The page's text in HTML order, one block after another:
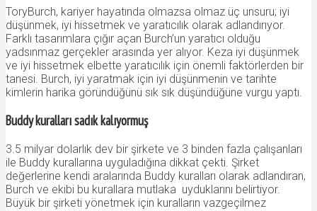
ToryBurch, kariyer hayatında olmazsa olmaz üç unsuru; iyi
düşünmek, iyi hissetmek ve yaratıcılık olarak adlandırıyor.
Farklı tasarımlara çığır açan Burch’un yaratıcı olduğu
yadsınmaz gerçekler arasında yer alıyor. Keza iyi düşünmek
ve iyi hissetmek elbette yaratıcılık için önemli faktörlerden bir
tanesi. Burch, iyi yaratmak için iyi düşünmenin ve tarihte
kimlerin harika göründüğünü sık sık düşündüğüne vurgu yaptı.
Buddy kuralları sadık kalıyormuş
3.5 milyar dolarlık dev bir şirkete ve 3 binden fazla çalışanları
ile Buddy kurallarına uyguladığına dikkat çekti. Şirket
değerlerine kendi aralarında Buddy kuralları olarak adlandıran,
Burch ve ekibi bu kurallara mutlaka uyduklarını belirtiyor.
Büyük bir şirketi yönetmek için kuralların vazgeçilmez